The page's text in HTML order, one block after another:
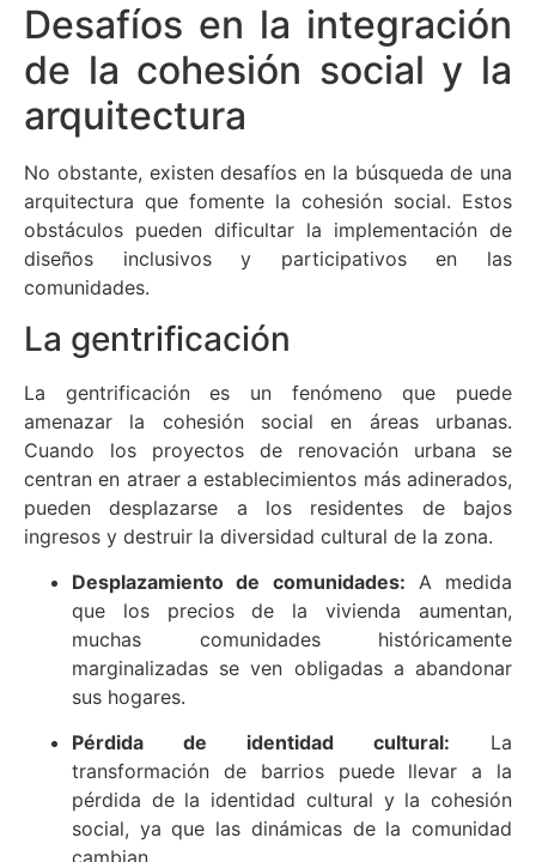
Desafíos en la integración
de la cohesión social y la
arquitectura
No obstante, existen desafíos en la búsqueda de una
arquitectura que fomente la cohesión social. Estos
obstáculos pueden dificultar la implementación de
diseños inclusivos y participativos en las
comunidades.
La gentrificación
La gentrificación es un fenómeno que puede
amenazar la cohesión social en áreas urbanas.
Cuando los proyectos de renovación urbana se
centran en atraer a establecimientos más adinerados,
pueden desplazarse a los residentes de bajos
ingresos y destruir la diversidad cultural de la zona.
Desplazamiento de comunidades: A medida
que los precios de la vivienda aumentan,
muchas comunidades históricamente
marginalizadas se ven obligadas a abandonar
sus hogares.
Pérdida de identidad cultural: La
transformación de barrios puede llevar a la
pérdida de la identidad cultural y la cohesión
social, ya que las dinámicas de la comunidad